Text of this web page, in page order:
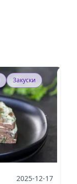
Закуски
2025-12-17